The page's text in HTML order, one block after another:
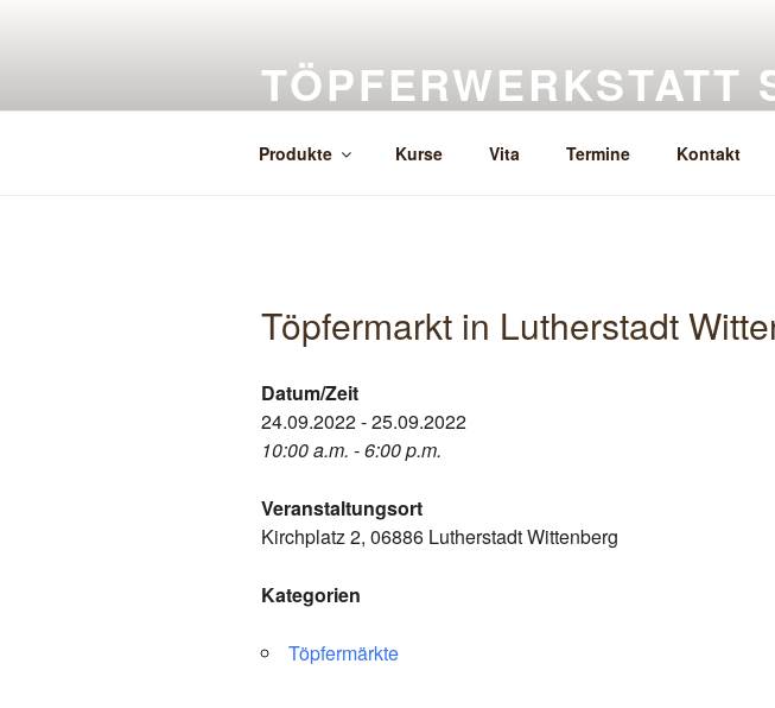
TÖPFERWERKSTATT
Produkte Kurse Vita Termine Kontakt
Töpfermarkt in Lutherstadt
Datum/Zeit
24.09.2022 - 25.09.2022
10:00 a.m. - 6:00 p.m.
Veranstaltungsort
Kirchplatz 2, 06886 Lutherstadt Wittenberg
Kategorien
Töpfermärkte